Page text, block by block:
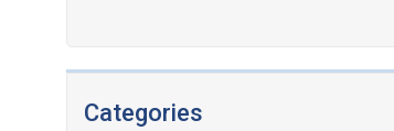
Categories